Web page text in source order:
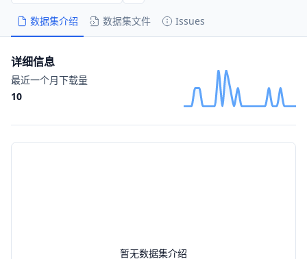
数据集介绍 数据集文件 Issues
暂无数据集介绍
详细信息
最近一个月下载量
10